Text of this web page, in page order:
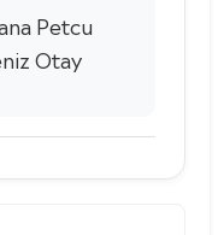
Petcu
Otay